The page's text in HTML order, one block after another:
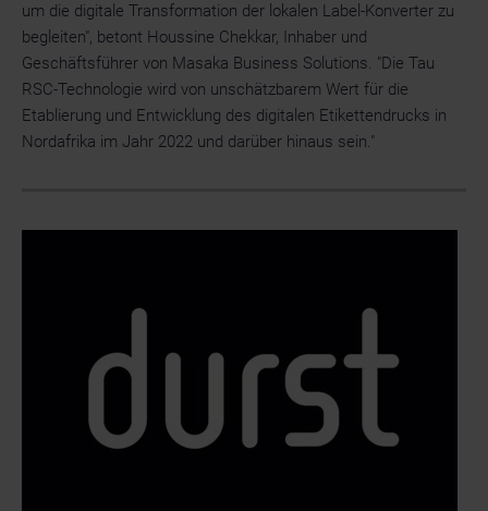
um die digitale Transformation der lokalen Label-Konverter zu
begleiten", betont Houssine Chekkar, Inhaber und
Geschäftsführer von Masaka Business Solutions. "Die Tau
RSC-Technologie wird von unschätzbarem Wert für die
Etablierung und Entwicklung des digitalen Etikettendrucks in
Nordafrika im Jahr 2022 und darüber hinaus sein."